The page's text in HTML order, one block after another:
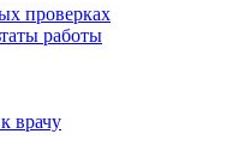
проверках
работы
врачу